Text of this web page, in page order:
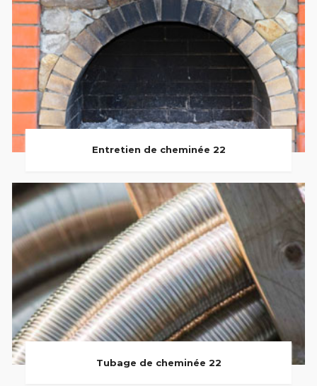
Entretien de cheminée 22
Tubage de cheminée 22